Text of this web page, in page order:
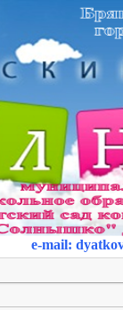
e-mail: